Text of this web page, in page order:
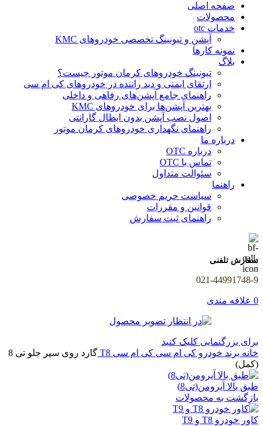
صفحه اصلی
محصولات
خدمات otc
آپشن و تیونینگ تخصصی خودروهای KMC
نمونه کارها
بلاگ
تیونینگ خودروهای کرمان موتور چیست؟
ارتقای ایمنی و دید راننده در خودروهای کی ام سی
راهنمای جامع آپشن‌های رفاهی و داخلی
بهترین آپشن‌ها برای خودروهای KMC
اصول نصب آپشن بدون ابطال گارانتی
راهنمای نگهداری خودروهای کرمان موتور
درباره ما
درباره OTC
تماس با OTC
سئوالت متداول
راهنما
سیاست حریم خصوصی
قوانین و مقررات
راهنمای ثبت سفارش
سفارش تلفنی
021-44991748-9
0 علاقه مندی
برای بزرگنمایی کلیک کنید
خانه برند خودرو کی ام سی کی ام سی T8
گارد روی سپر جلو تی 8
(کمل)
طبق بالا آیرومن(تی8)
بازگشت به محصولات
کاور خودرو T8 و T9